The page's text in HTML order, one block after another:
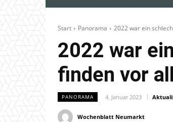
Start Panorama 2022 war ein
2022 war
finden vor
PANORAMA 4. Januar 2023
Wochenblatt Neumarkt